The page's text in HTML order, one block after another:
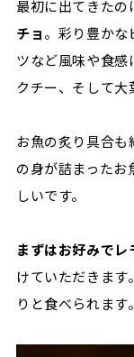
最初に出てきたの
チョ。彩り豊かな
ツなど風味や食
クチー、そして大
お魚の炙り具合
の身が詰まったお
しいです。
まずはお好みでレ
けていただきます
りと食べられます。